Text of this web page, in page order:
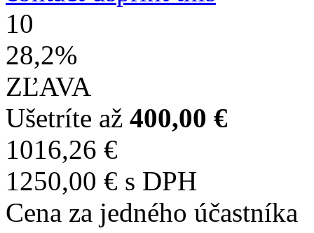
10
28,2%
ZĽAVA
Ušetríte až 400,00 €
1016,26 €
1250,00 € s DPH
Cena za jedného účastníka